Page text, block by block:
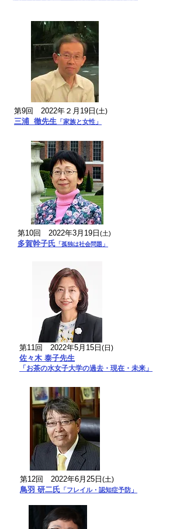
第9回 2022年２月19日 (土)
​三浦 徹先生 「家族と女性」
第10回 2022年3月19日 (土)
多賀幹子氏 「孤独は社会問題」
第11回 2022年5月15日 (日)
佐々木 泰子先生
「お茶の水女子大学の過去・現在・未来」
第12回 2022年6月25 日 (土)
鳥羽 研二氏 「フレイル・認知症予防」